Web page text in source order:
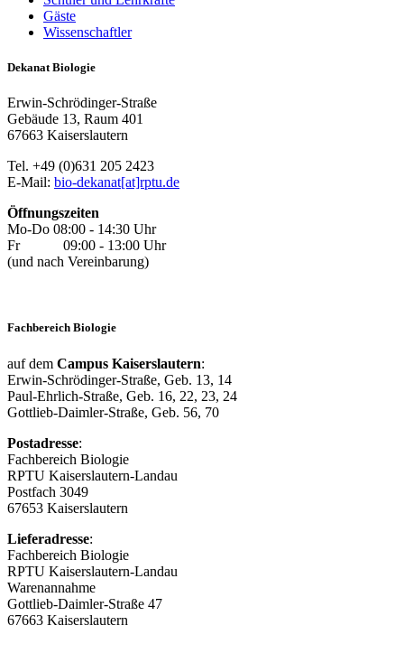
Gäste
Wissenschaftler
Dekanat Biologie
Erwin-Schrödinger-Straße
Gebäude 13, Raum 401
67663 Kaiserslautern
Tel. +49 (0)631 205 2423
E-Mail: bio-dekanat[at]rptu.de
Öffnungszeiten
Mo-Do 08:00 - 14:30 Uhr
Fr 09:00 - 13:00 Uhr
(und nach Vereinbarung)
Fachbereich Biologie
auf dem Campus Kaiserslautern:
Erwin-Schrödinger-Straße, Geb. 13, 14
Paul-Ehrlich-Straße, Geb. 16, 22, 23, 24
Gottlieb-Daimler-Straße, Geb. 56, 70
Postadresse:
Fachbereich Biologie
RPTU Kaiserslautern-Landau
Postfach 3049
67653 Kaiserslautern
Lieferadresse:
Fachbereich Biologie
RPTU Kaiserslautern-Landau
Warenannahme
Gottlieb-Daimler-Straße 47
67663 Kaiserslautern